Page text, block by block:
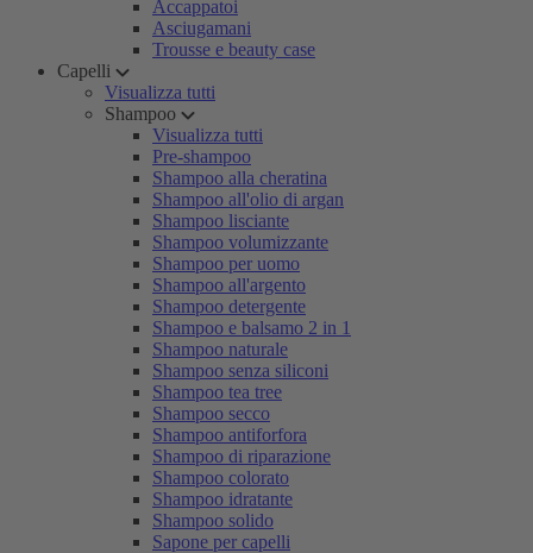
Accappatoi
Asciugamani
Trousse e beauty case
Capelli
Visualizza tutti
Shampoo
Visualizza tutti
Pre-shampoo
Shampoo alla cheratina
Shampoo all'olio di argan
Shampoo lisciante
Shampoo volumizzante
Shampoo per uomo
Shampoo all'argento
Shampoo detergente
Shampoo e balsamo 2 in 1
Shampoo naturale
Shampoo senza siliconi
Shampoo tea tree
Shampoo secco
Shampoo antiforfora
Shampoo di riparazione
Shampoo colorato
Shampoo idratante
Shampoo solido
Sapone per capelli